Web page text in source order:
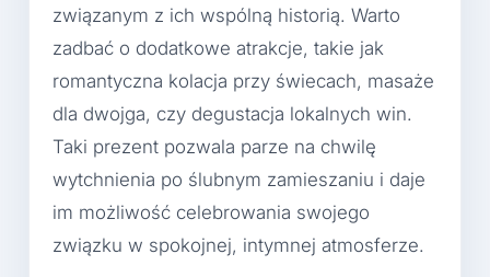
związanym z ich wspólną historią. Warto
zadbać o dodatkowe atrakcje, takie jak
romantyczna kolacja przy świecach, masaże
dla dwojga, czy degustacja lokalnych win.
Taki prezent pozwala parze na chwilę
wytchnienia po ślubnym zamieszaniu i daje
im możliwość celebrowania swojego
związku w spokojnej, intymnej atmosferze.